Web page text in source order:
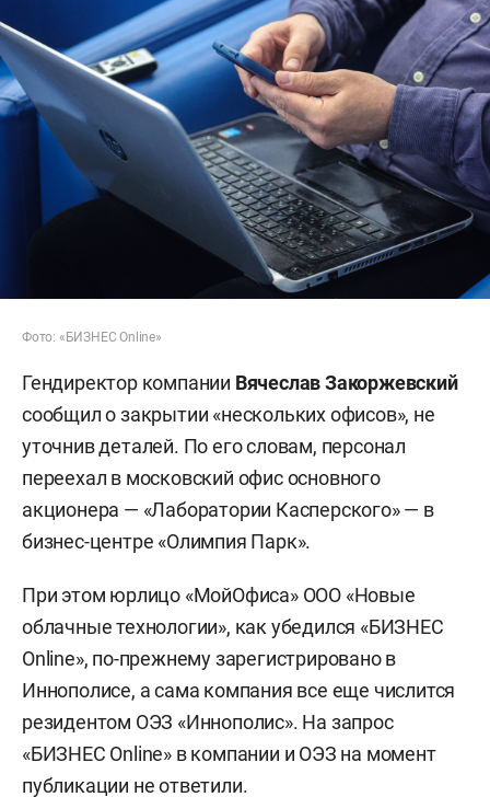
Фото: «БИЗНЕС Online»
Гендиректор компании Вячеслав Закоржевский
сообщил о закрытии «нескольких офисов», не
уточнив деталей. По его словам, персонал
переехал в московский офис основного
акционера — «Лаборатории Касперского» — в
бизнес-центре «Олимпия Парк».
При этом юрлицо «МойОфиса» ООО «Новые
облачные технологии», как убедился «БИЗНЕС
Online», по-прежнему зарегистрировано в
Иннополисе, а сама компания все еще числится
резидентом ОЭЗ «Иннополис». На запрос
«БИЗНЕС Online» в компании и ОЭЗ на момент
публикации не ответили.